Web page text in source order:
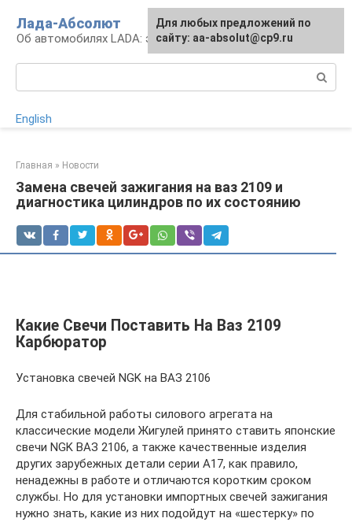
контенту
Лада-Абсолют
Об автомобилях LADA: эксплуатация и сервис
English
Главная » Новости
Замена свечей зажигания на ваз 2109 и
диагностика цилиндров по их состоянию
Какие Свечи Поставить На Ваз 2109
Карбюратор
Установка свечей NGK на ВАЗ 2106
Для стабильной работы силового агрегата на
классические модели Жигулей принято ставить японские
свечи NGK ВАЗ 2106, а также качественные изделия
других зарубежных детали серии А17, как правило,
ненадежны в работе и отличаются коротким сроком
службы. Но для установки импортных свечей зажигания
нужно знать, какие из них подойдут на «шестерку» по
Для любых предложений по
сайту: aa-absolut@cp9.ru